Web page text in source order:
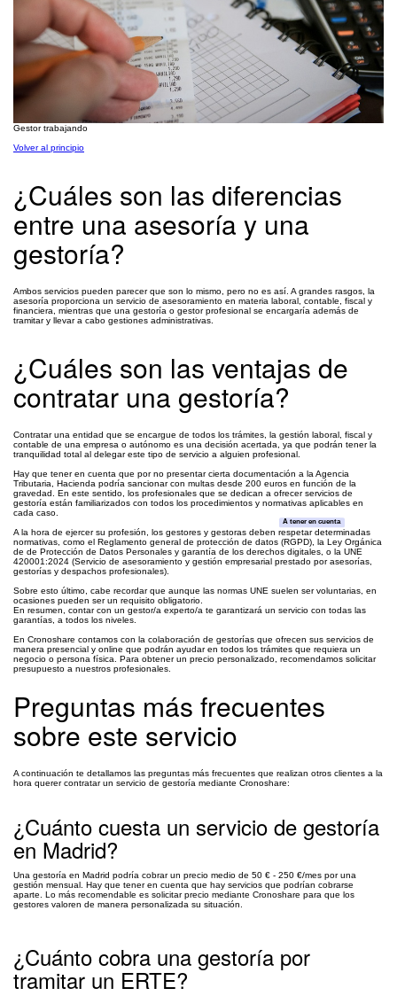
Gestor trabajando
Volver al principio
¿Cuáles son las diferencias
entre una asesoría y una
gestoría?
Ambos servicios pueden parecer que son lo mismo, pero no es así. A grandes rasgos, la
asesoría proporciona un servicio de asesoramiento en materia laboral, contable, fiscal y
financiera, mientras que una gestoría o gestor profesional se encargaría además de
tramitar y llevar a cabo gestiones administrativas.
¿Cuáles son las ventajas de
contratar una gestoría?
Contratar una entidad que se encargue de todos los trámites, la gestión laboral, fiscal y
contable de una empresa o autónomo es una decisión acertada, ya que podrán tener la
tranquilidad total al delegar este tipo de servicio a alguien profesional.
Hay que tener en cuenta que por no presentar cierta documentación a la Agencia
Tributaria, Hacienda podría sancionar con multas desde 200 euros en función de la
gravedad. En este sentido, los profesionales que se dedican a ofrecer servicios de
gestoría están familiarizados con todos los procedimientos y normativas aplicables en
cada caso.
A tener en cuenta
A la hora de ejercer su profesión, los gestores y gestoras deben respetar determinadas
normativas, como el Reglamento general de protección de datos (RGPD), la Ley Orgánica
de de Protección de Datos Personales y garantía de los derechos digitales, o la UNE
420001:2024 (Servicio de asesoramiento y gestión empresarial prestado por asesorías,
gestorías y despachos profesionales).
Sobre esto último, cabe recordar que aunque las normas UNE suelen ser voluntarias, en
ocasiones pueden ser un requisito obligatorio.
En resumen, contar con un gestor/a experto/a te garantizará un servicio con todas las
garantías, a todos los niveles.
En Cronoshare contamos con la colaboración de gestorías que ofrecen sus servicios de
manera presencial y online que podrán ayudar en todos los trámites que requiera un
negocio o persona física. Para obtener un precio personalizado, recomendamos solicitar
presupuesto a nuestros profesionales.
Preguntas más frecuentes
sobre este servicio
A continuación te detallamos las preguntas más frecuentes que realizan otros clientes a la
hora querer contratar un servicio de gestoría mediante Cronoshare:
¿Cuánto cuesta un servicio de gestoría
en Madrid?
Una gestoría en Madrid podría cobrar un precio medio de 50 € - 250 €/mes por una
gestión mensual. Hay que tener en cuenta que hay servicios que podrían cobrarse
aparte. Lo más recomendable es solicitar precio mediante Cronoshare para que los
gestores valoren de manera personalizada su situación.
¿Cuánto cobra una gestoría por
tramitar un ERTE?